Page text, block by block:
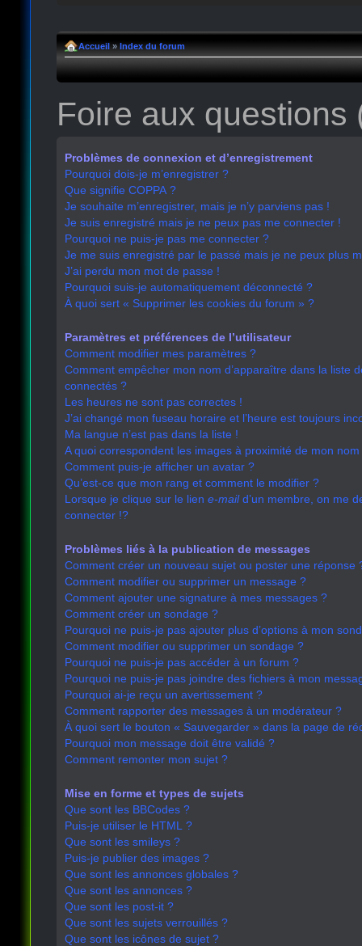
Accueil » Index du forum
Foire aux
Problèmes de connexion et d’enregistrement
Pourquoi dois-je m’enregistrer ?
Que signifie COPPA ?
Je souhaite m’enregistrer, mais je n’y parviens pas !
Je suis enregistré mais je ne peux pas me connecter !
Pourquoi ne puis-je pas me connecter ?
Je me suis enregistré par le passé mais je ne peux plus
J’ai perdu mon mot de passe !
Pourquoi suis-je automatiquement déconnecté ?
À quoi sert « Supprimer les cookies du forum » ?
Paramètres et préférences de l’utilisateur
Comment modifier mes paramètres ?
Comment empêcher mon nom d’apparaître dans la liste
connectés ?
Les heures ne sont pas correctes !
J’ai changé mon fuseau horaire et l’heure est toujours
Ma langue n’est pas dans la liste !
A quoi correspondent les images à proximité de mon nom
Comment puis-je afficher un avatar ?
Qu’est-ce que mon rang et comment le modifier ?
Lorsque je clique sur le lien e-maild’un membre, on me
connecter !?
Problèmes liés à la publication de messages
Comment créer un nouveau sujet ou poster une réponse
Comment modifier ou supprimer un message ?
Comment ajouter une signature à mes messages ?
Comment créer un sondage ?
Pourquoi ne puis-je pas ajouter plus d’options à mon
Comment modifier ou supprimer un sondage ?
Pourquoi ne puis-je pas accéder à un forum ?
Pourquoi ne puis-je pas joindre des fichiers à mon
Pourquoi ai-je reçu un avertissement ?
Comment rapporter des messages à un modérateur ?
À quoi sert le bouton « Sauvegarder » dans la page de
Pourquoi mon message doit être validé ?
Comment remonter mon sujet ?
Mise en forme et types de sujets
Que sont les BBCodes ?
Puis-je utiliser le HTML ?
Que sont les smileys ?
Puis-je publier des images ?
Que sont les annonces globales ?
Que sont les annonces ?
Que sont les post-it ?
Que sont les sujets verrouillés ?
Que sont les icônes de sujet ?